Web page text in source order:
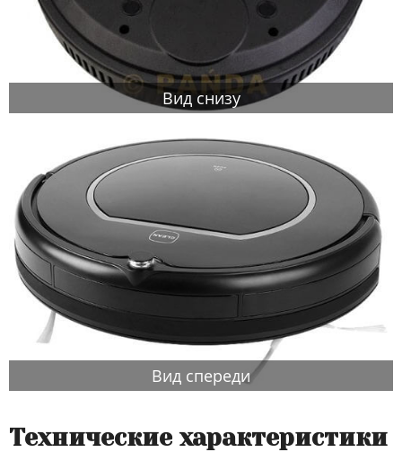
Вид снизу
Вид спереди
Технические характеристики